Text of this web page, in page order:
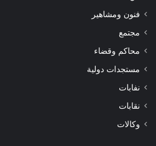
فنون ومشاهير
مجتمع
محاكم وقضاء
مستجدات دولية
نفابات
نقابات
وكالات